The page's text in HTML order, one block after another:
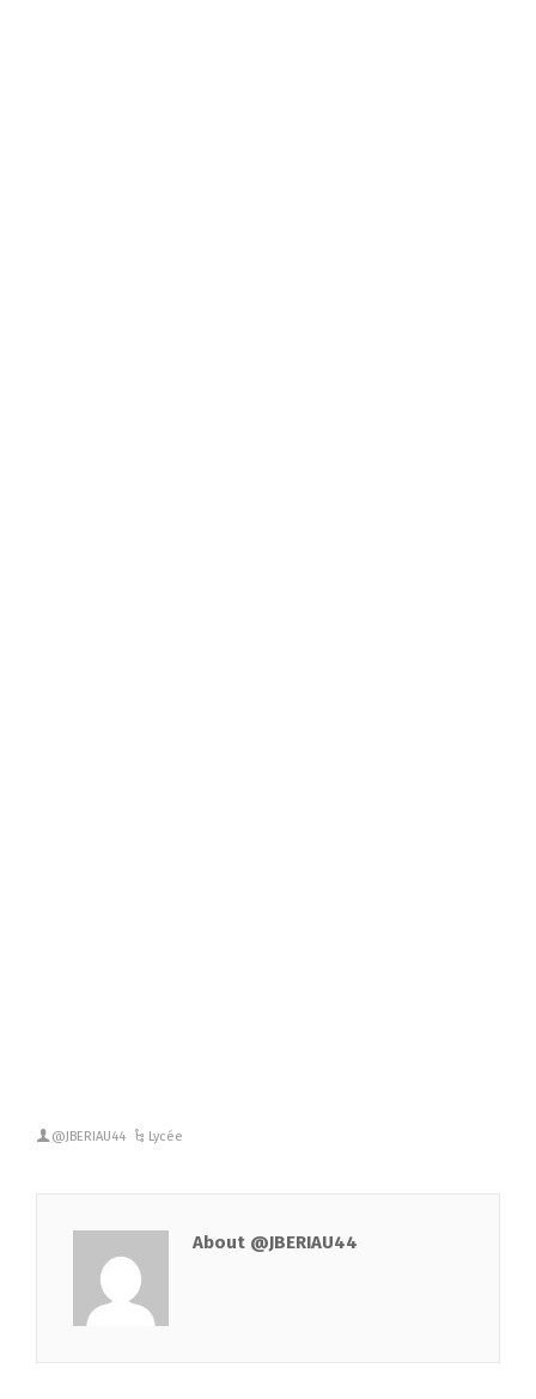
@JBERIAU44 Lycée
About @JBERIAU44